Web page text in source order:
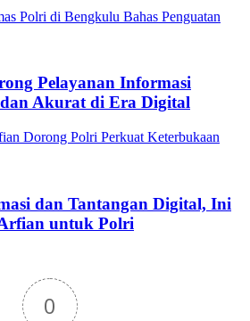
Pelayanan Informasi
Akurat di Era Digital
dan Tantangan Digital, Ini
untuk Polri
0